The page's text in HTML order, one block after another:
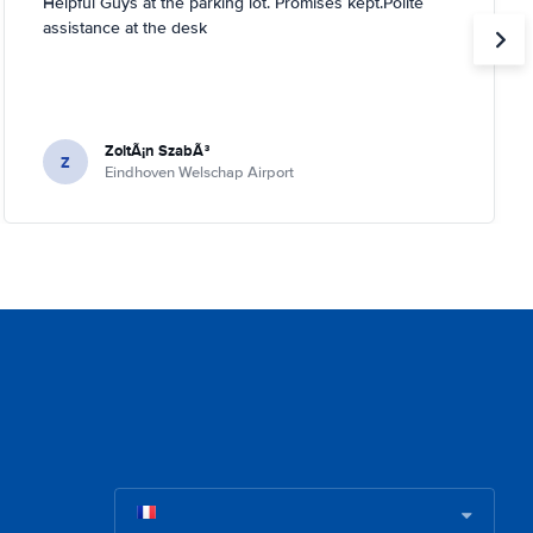
assistance at the desk
Z ZoltÃ¡n SzabÃ³
Eindhoven Welschap Airport